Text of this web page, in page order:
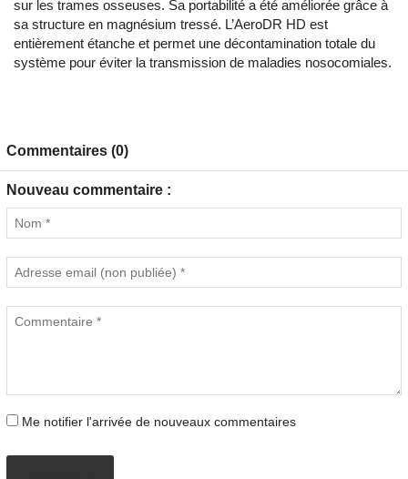
sur les trames osseuses. Sa portabilité a été améliorée grâce à
sa structure en magnésium tressé. L’AeroDR HD est
entièrement étanche et permet une décontamination totale du
système pour éviter la transmission de maladies nosocomiales.
Commentaires (0)
Nouveau commentaire :
Me notifier l'arrivée de nouveaux commentaires